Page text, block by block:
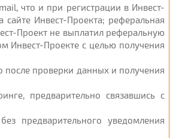
что и при регистрации в Инвест-
Инвест-Проекта; реферальная
Проект не выплатил реферальную
Инвест-Проекте с целью получения
после проверки данных и получения
предварительно связавшись с
предварительного уведомления